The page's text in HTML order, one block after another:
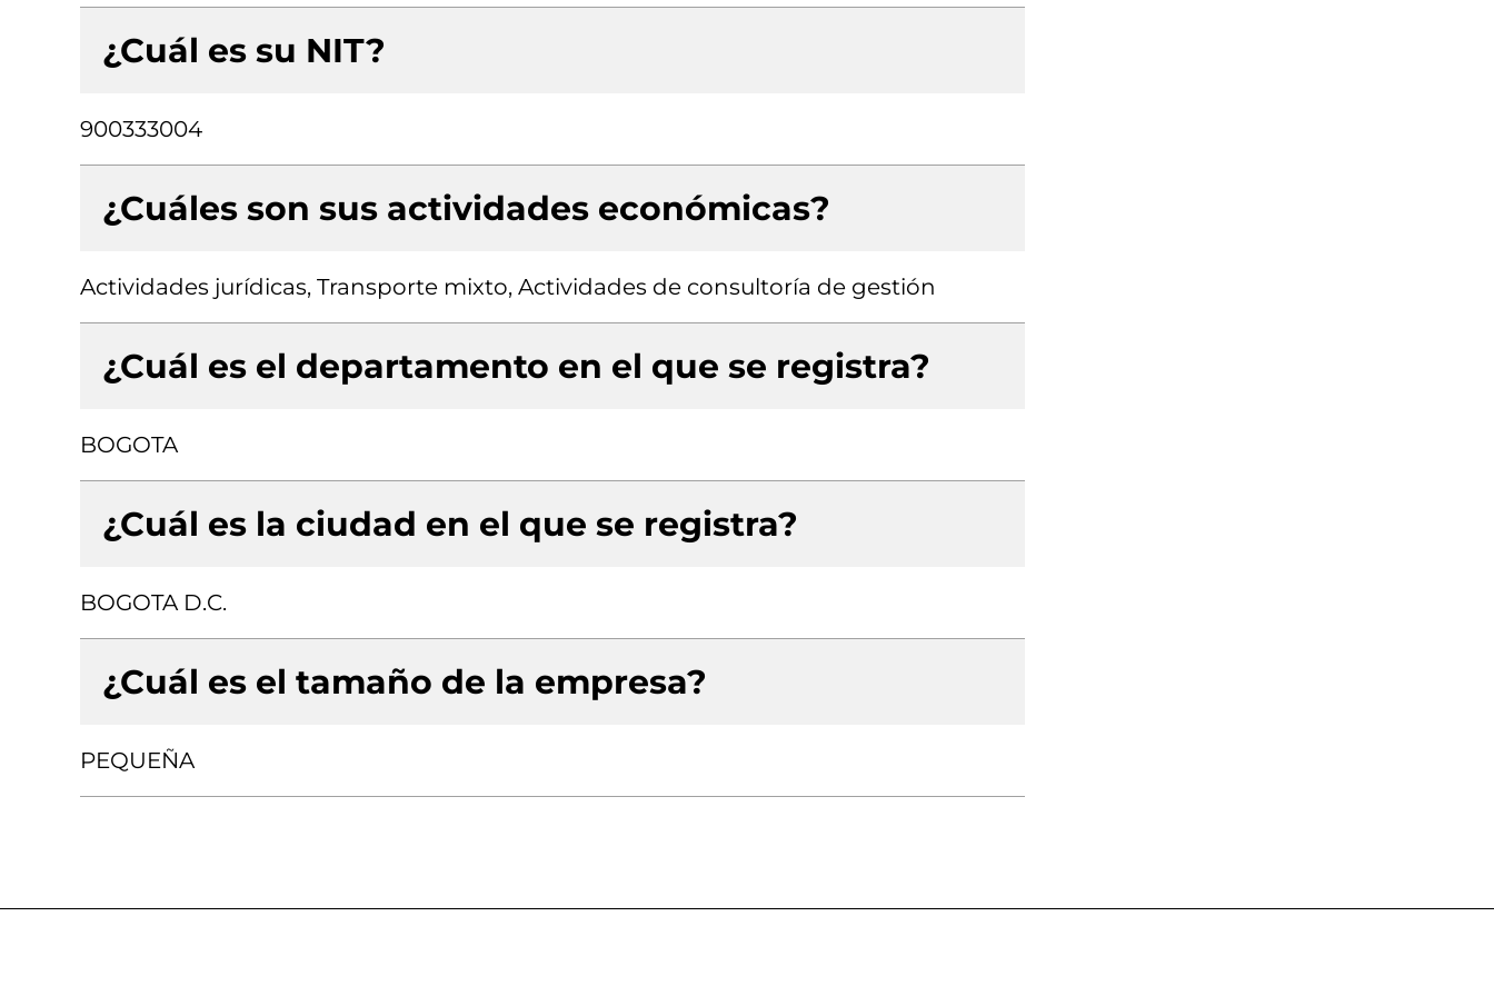
¿Cuál es su NIT?
900333004
¿Cuáles son sus actividades económicas?
Actividades jurídicas, Transporte mixto, Actividades de consultoría de gestión
¿Cuál es el departamento en el que se registra?
BOGOTA
¿Cuál es la ciudad en el que se registra?
BOGOTA D.C.
¿Cuál es el tamaño de la empresa?
PEQUEÑA